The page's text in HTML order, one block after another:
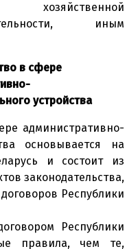
хозяйственной
иным
в сфере
устройства
административно-
основывается на
и состоит из
законодательства,
Республики
Республики
правила, чем те,